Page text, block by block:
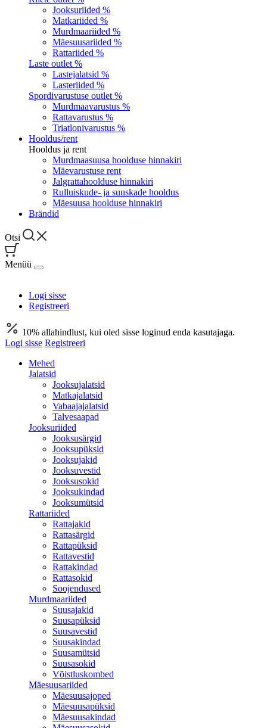
Jooksuriided %
Matkariided %
Murdmaariided %
Mäesuusariided %
Rattariided %
Laste outlet %
Lastejalatsid %
Lasteriided %
Spordivarustuse outlet %
Murdmaavarustus %
Rattavarustus %
Triatlonivarustus %
Hooldus/rent
Hooldus ja rent
Murdmaasuusa hoolduse hinnakiri
Mäevarustuse rent
Jalgrattahoolduse hinnakiri
Rulluiskude- ja suuskade hooldus
Mäesuusa hoolduse hinnakiri
Brändid
Otsi
Menüü
Logi sisse
Registreeri
10% allahindlust, kui oled sisse loginud enda kasutajaga.
Logi sisse Registreeri
Mehed
Jalatsid
Jooksujalatsid
Matkajalatsid
Vabaajajalatsid
Talvesaapad
Jooksuriided
Jooksusärgid
Jooksupüksid
Jooksujakid
Jooksuvestid
Jooksusokid
Jooksukindad
Jooksumütsid
Rattariided
Rattajakid
Rattasärgid
Rattapüksid
Rattavestid
Rattakindad
Rattasokid
Soojendused
Murdmaariided
Suusajakid
Suusapüksid
Suusavestid
Suusakindad
Suusamütsid
Suusasokid
Võistluskombed
Mäesuusariided
Mäesuusajoped
Mäesuusapüksid
Mäesuusakindad